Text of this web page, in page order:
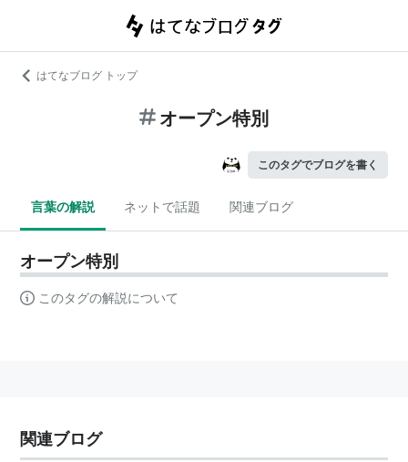
はてなブログ トップ
オープン特別
このタグでブログを書く
言葉の解説 ネットで話題 関連ブログ
オープン特別
このタグの解説について
関連ブログ